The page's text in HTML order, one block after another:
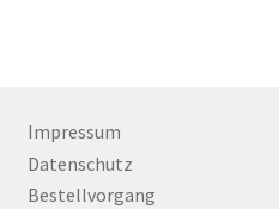
Impressum
Datenschutz
Bestellvorgang